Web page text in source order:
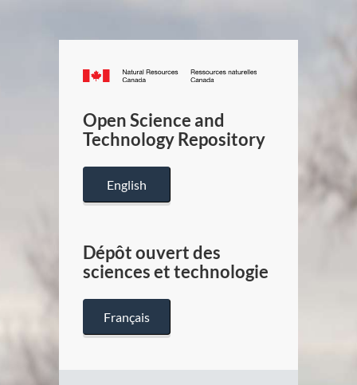
Canada.ca
/
Canada
Open Science and
Technology Repository
English
Dépôt ouvert des
sciences et technologie
Français